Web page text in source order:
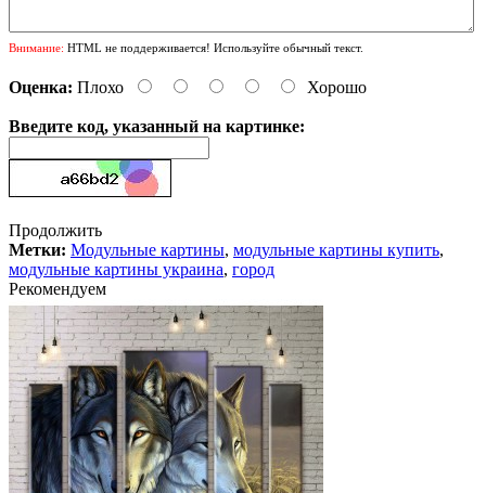
Внимание: HTML не поддерживается! Используйте обычный текст.
Оценка: Плохо Хорошо
Введите код, указанный на картинке:
Продолжить
Метки: Модульные картины, модульные картины купить,
модульные картины украина, город
Рекомендуем